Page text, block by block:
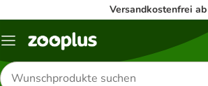
Versandkostenfrei
Menü
Produkte
suchen